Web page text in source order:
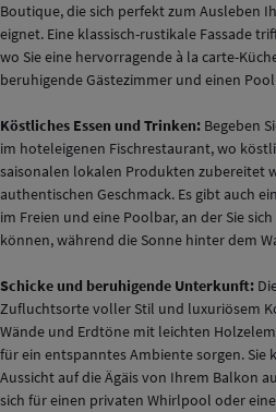
Boutique, die sich perfekt zum Ausleben
eignet. Eine klassisch-rustikale Fassade
wo Sie eine hervorragende à la carte-
beruhigende Gästezimmer und einen
Köstliches Essen und Trinken: Begeben
im hoteleigenen Fischrestaurant, wo
saisonalen lokalen Produkten zubereitet
authentischen Geschmack. Es gibt auch
im Freien und eine Poolbar, an der Sie
können, während die Sonne hinter dem
Schicke und beruhigende Unterkunft:
Zufluchtsorte voller Stil und luxuriösem
Wände und Erdtöne mit leichten
für ein entspanntes Ambiente sorgen. Sie
Aussicht auf die Ägäis von Ihrem Balkon
sich für einen privaten Whirlpool oder